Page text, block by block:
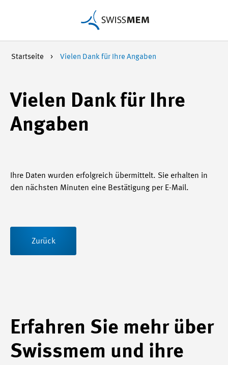
Startseite Vielen Dank für Ihre Angaben
Vielen Dank für Ihre
Angaben
Ihre Daten wurden erfolgreich übermittelt. Sie erhalten in
den nächsten Minuten eine Bestätigung per E-Mail.
Zurück
Erfahren Sie mehr über
Swissmem und ihre